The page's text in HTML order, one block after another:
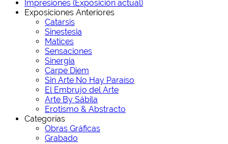
Impresiones (Exposición actual)
Exposiciones Anteriores
Catarsis
Sinestesia
Matices
Sensaciones
Sinergia
Carpe Diem
Sin Arte No Hay Paraíso
El Embrujo del Arte
Arte By Sábila
Erotismo & Abstracto
Categorías
Obras Gráficas
Grabado